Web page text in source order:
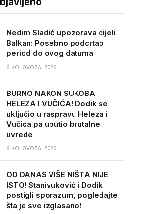
Nedim Sladić upozorava cijeli
Balkan: Posebno podcrtao
period do ovog datuma
6 KOLOVOZA, 2026
BURNO NAKON SUKOBA
HELEZA I VUČIĆA! Dodik se
uključio u raspravu Heleza i
Vučića pa uputio brutalne
uvrede
6 KOLOVOZA, 2026
OD DANAS VIŠE NIŠTA NIJE
ISTO! Stanivuković i Dodik
postigli sporazum, pogledajte
šta je sve izglasano!